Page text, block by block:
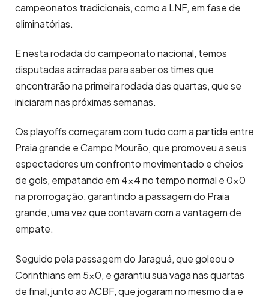
campeonatos tradicionais, como a LNF, em fase de
eliminatórias.
E nesta rodada do campeonato nacional, temos
disputadas acirradas para saber os times que
encontrarão na primeira rodada das quartas, que se
iniciaram nas próximas semanas.
Os playoffs começaram com tudo com a partida entre
Praia grande e Campo Mourão, que promoveu a seus
espectadores um confronto movimentado e cheios
de gols, empatando em 4×4 no tempo normal e 0x0
na prorrogação, garantindo a passagem do Praia
grande, uma vez que contavam com a vantagem de
empate.
Seguido pela passagem do Jaraguá, que goleou o
Corinthians em 5×0, e garantiu sua vaga nas quartas
de final, junto ao ACBF, que jogaram no mesmo dia e